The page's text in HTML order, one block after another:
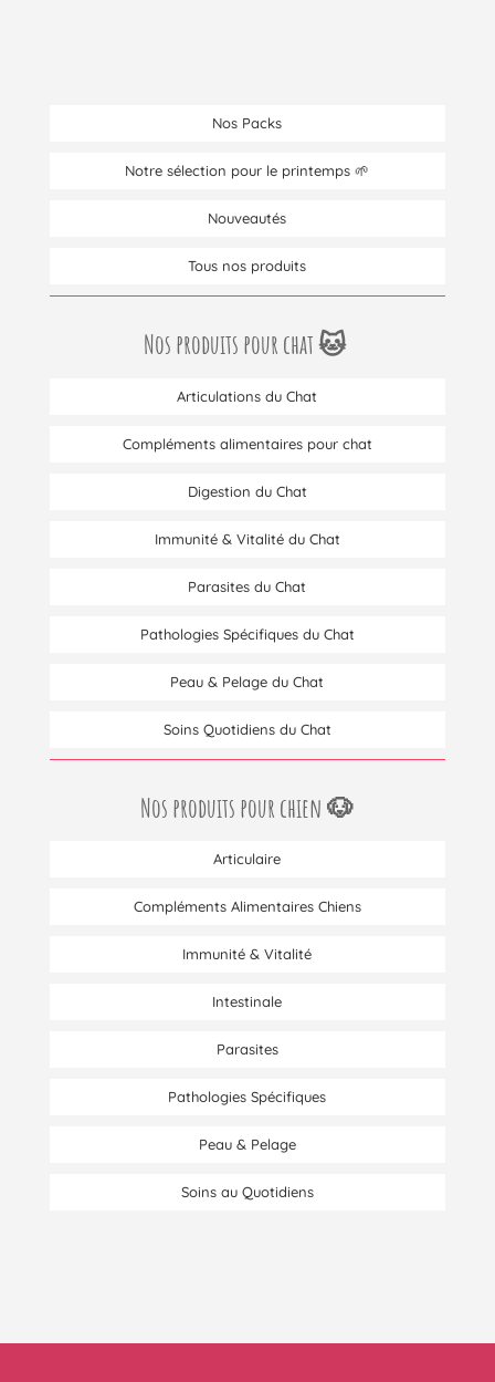
Nos Packs
Notre sélection pour le printemps 🌱
Nouveautés
Tous nos produits
Nos produits pour chat 🐱
Articulations du Chat
Compléments alimentaires pour chat
Digestion du Chat
Immunité & Vitalité du Chat
Parasites du Chat
Pathologies Spécifiques du Chat
Peau & Pelage du Chat
Soins Quotidiens du Chat
Nos produits pour chien 🐶
Articulaire
Compléments Alimentaires Chiens
Immunité & Vitalité
Intestinale
Parasites
Pathologies Spécifiques
Peau & Pelage
Soins au Quotidiens